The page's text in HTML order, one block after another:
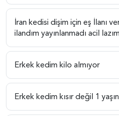
İran kedisi dişim için eş İlanı
ilandım yayınlanmadı acil
Erkek kedim kilo almıyor
Erkek kedim kısır değil 1